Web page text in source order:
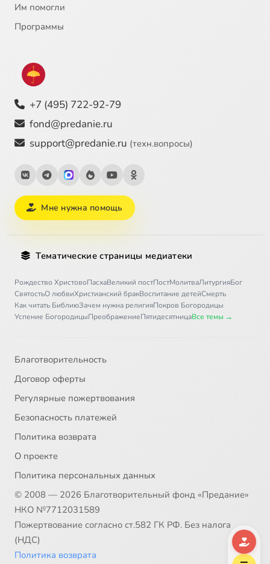
Им помогли
Программы
+7 (495) 722-92-79
fond@predanie.ru
support@predanie.ru (техн.вопросы)
Мне нужна помощь
Тематические страницы медиатеки
Рождество ХристовоПасхаВеликий постПостМолитваЛитургияБог
СвятостьО любвиХристианский бракВоспитание детейСмерть
Как читать БиблиюЗачем нужна религияПокров Богородицы
Успение БогородицыПреображениеПятидесятницаВсе темы →
Благотворительность
Договор оферты
Регулярные пожертвования
Безопасность платежей
Политика возврата
О проекте
Политика персональных данных
© 2008 — 2026 Благотворительный фонд «Предание»
НКО №7712031589
Пожертвование согласно ст.582 ГК РФ. Без налога
(НДС)
Политика возврата